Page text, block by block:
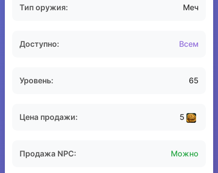
Тип оружия: Меч
Доступно: Всем
Уровень: 65
Цена продажи: 5
Продажа NPC: Можно